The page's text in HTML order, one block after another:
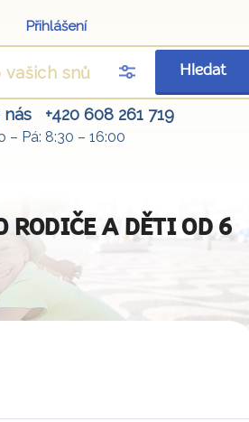
Přihlášení
Hledat
nás +420 608 261 719
– Pá: 8:30 – 16:00
RODIČE A DĚTI OD 6